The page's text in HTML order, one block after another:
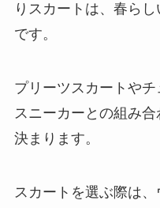
りスカートは、春ら
です。
プリーツスカートやチ
スニーカーとの組み
決まります。
スカートを選ぶ際は